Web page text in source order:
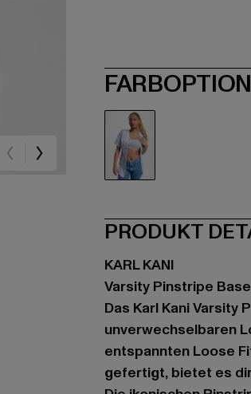
PRODUKT
KARL KANI
Varsity Pinstripe
Das Karl Kani Varsity
unverwechselbaren
entspannten Loose
gefertigt, bietet es